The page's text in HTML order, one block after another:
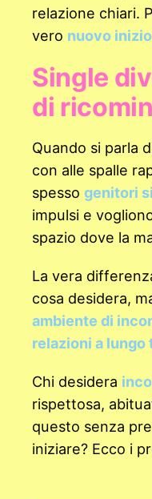
relazione chiari.
vero nuovo inizio
Single
di
Quando si parla
con alle spalle
spesso genitori
impulsi e
spazio dove la
La vera
cosa desidera,
ambiente di
relazioni a
Chi desidera
rispettosa,
questo senza
iniziare? Ecco i